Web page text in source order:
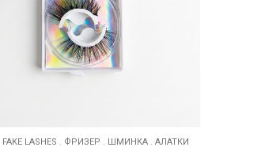
FAKE LASHES . ФРИЗЕР . ШМИНКА. АЛАТКИ